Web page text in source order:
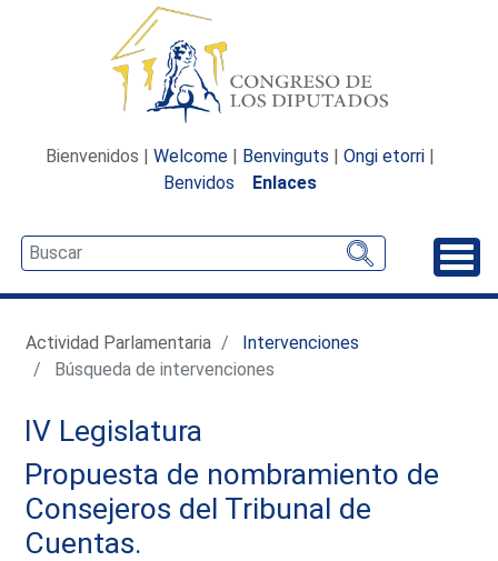
Bienvenidos | Welcome | Benvinguts | Ongi etorri |
Benvidos
Enlaces
Actividad Parlamentaria
Intervenciones
Búsqueda de intervenciones
IV Legislatura
Propuesta de nombramiento de
Consejeros del Tribunal de
Cuentas.